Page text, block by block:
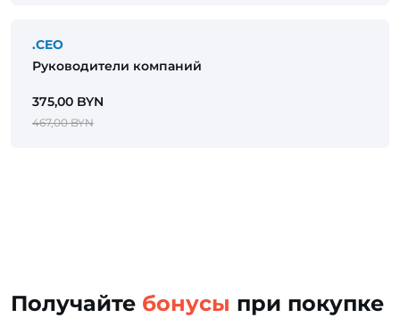
.CEO
Руководители компаний
375,00 BYN
467,00 BYN
Получайте бонусы при покупке